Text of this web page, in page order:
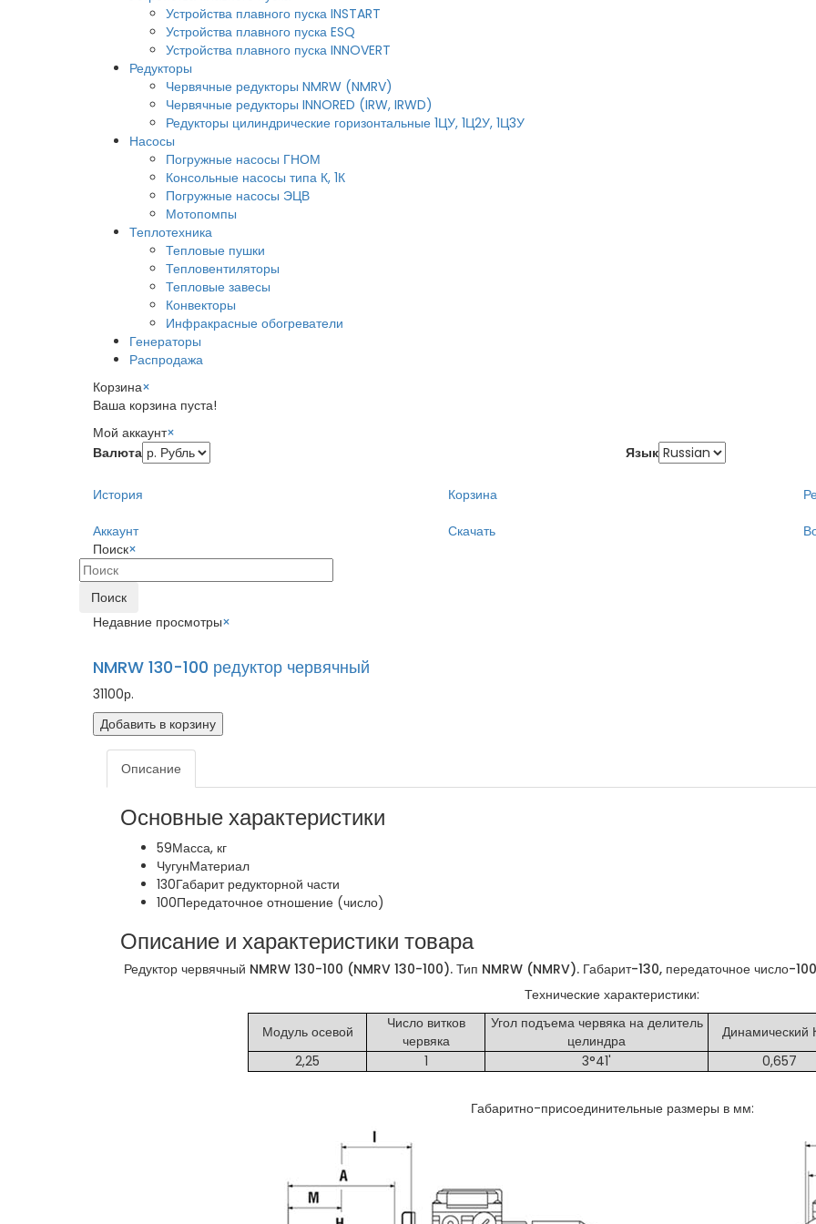
Устройства плавного пуска INSTART
Устройства плавного пуска ESQ
Устройства плавного пуска INNOVERT
Редукторы
Червячные редукторы NMRW (NMRV)
Червячные редукторы INNORED (IRW, IRWD)
Редукторы цилиндрические горизонтальные 1ЦУ, 1Ц2У, 1Ц3У
Насосы
Погружные насосы ГНОМ
Консольные насосы типа К, 1К
Погружные насосы ЭЦВ
Мотопомпы
Теплотехника
Тепловые пушки
Тепловентиляторы
Тепловые завесы
Конвекторы
Инфракрасные обогреватели
Генераторы
Распродажа
Корзина×
Ваша корзина пуста!
Мой аккаунт×
Валюта
Язык
История Корзина
Аккаунт
Скачать
Поиск×
Поиск
Недавние просмотры×
NMRW 130-100 редуктор червячный
31100р.
Добавить в корзину
Описание
Основные характеристики
59Масса, кг
ЧугунМатериал
130Габарит редукторной части
100Передаточное отношение (число)
Описание и характеристики товара
Редуктор червячный NMRW 130-100 (NMRV 130-100). Тип NMRW (NMRV). Габарит-130, передаточное число-
Технические характеристики:
Модуль осевой
Число витков
червяка
Угол подъема червяка на делитель
целиндра
Динамический
2,25
1 3°41' 0,657
Габаритно-присоединительные размеры в мм: